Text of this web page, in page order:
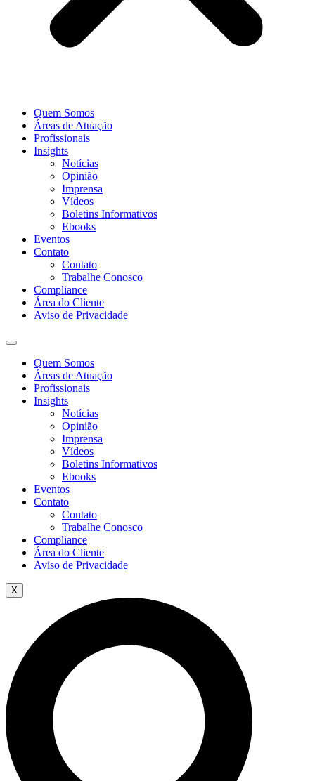
Quem Somos
Áreas de Atuação
Profissionais
Insights
Notícias
Opinião
Imprensa
Vídeos
Boletins Informativos
Ebooks
Eventos
Contato
Contato
Trabalhe Conosco
Compliance
Área do Cliente
Aviso de Privacidade
Quem Somos
Áreas de Atuação
Profissionais
Insights
Notícias
Opinião
Imprensa
Vídeos
Boletins Informativos
Ebooks
Eventos
Contato
Contato
Trabalhe Conosco
Compliance
Área do Cliente
Aviso de Privacidade
X